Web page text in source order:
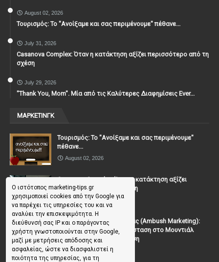
Ο ιστότοπος marketing-tips.gr
χρησιμοποιεί cookies από την Google για
να παρέχει τις υπηρεσίες του και να
αναλύει την επισκεψιμότητα. Η
διεύθυνσή σας IP και ο παράγοντας
χρήστη γνωστοποιούνται στην Google,
μαζί με μετρήσεις απόδοσης και
ασφαλείας, ώστε να διασφαλιστεί η
ποιότητα της υπηρεσίας, για τη
August 02, 2026
Τουρισμός: Το "Ανοίξαμε και σας περιμένουμε" πέθανε...
July 31, 2026
Casanova Complex: Όταν η κατάκτηση αξίζει περισσότερο από τη
σχέση
July 29, 2026
"Thank You, Mοm". Μία από τις Καλύτερες Διαφημίσεις Ever...
ΜΑΡΚΕΤΙΝΓΚ
Τουρισμός: Το "Ανοίξαμε και σας περιμένουμε"
πέθανε...
August 02, 2026
Casanova Complex: Όταν η κατάκτηση αξίζει
περισσότερο από τη σχέση
July 31, 2026
To Μάρκετινγκ της Ενέδρας (Ambush Marketing):
Πώς να κλέψεις την παράσταση στο Μουντιάλ
χωρίς (επίσημη) πρόσκληση
July 19, 2026